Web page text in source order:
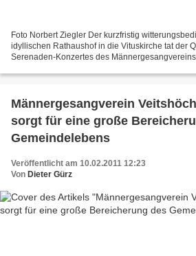
Foto Norbert Ziegler Der kurzfristig
idyllischen Rathaushof in die Vituskirche tat der
Serenaden-Konzertes des
Männergesangverein
sorgt für eine große
Gemeindelebens
Veröffentlicht am 10.02.2011 12:23
Von Dieter Gürz